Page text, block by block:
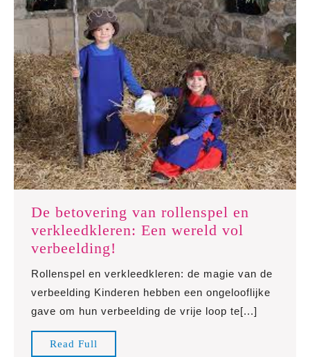
De betovering van rollenspel en
verkleedkleren: Een wereld vol
verbeelding!
betovering
rollenspel
en
Rollenspel en verkleedkleren: de magie van de
verbeelding Kinderen hebben een ongelooflijke
gave om hun verbeelding de vrije loop te[...]
Read Full